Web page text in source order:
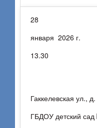
Воспитатели,
образования
Практико-
28
января 2026 г.
13.30
Гаккелевская ул.,
ГБДОУ детский